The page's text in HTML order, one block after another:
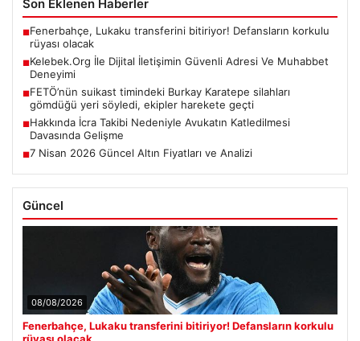
■Kelebek.Org İle Dijital İletişimin Güvenli Adresi Ve Muhabbet
Deneyimi
■FETÖ’nün suikast timindeki Burkay Karatepe silahları
gömdüğü yeri söyledi, ekipler harekete geçti
■Hakkında İcra Takibi Nedeniyle Avukatın Katledilmesi
Davasında Gelişme
■7 Nisan 2026 Güncel Altın Fiyatları ve Analizi
Güncel
Fenerbahçe, Lukaku transferini bitiriyor! Defansların korkulu